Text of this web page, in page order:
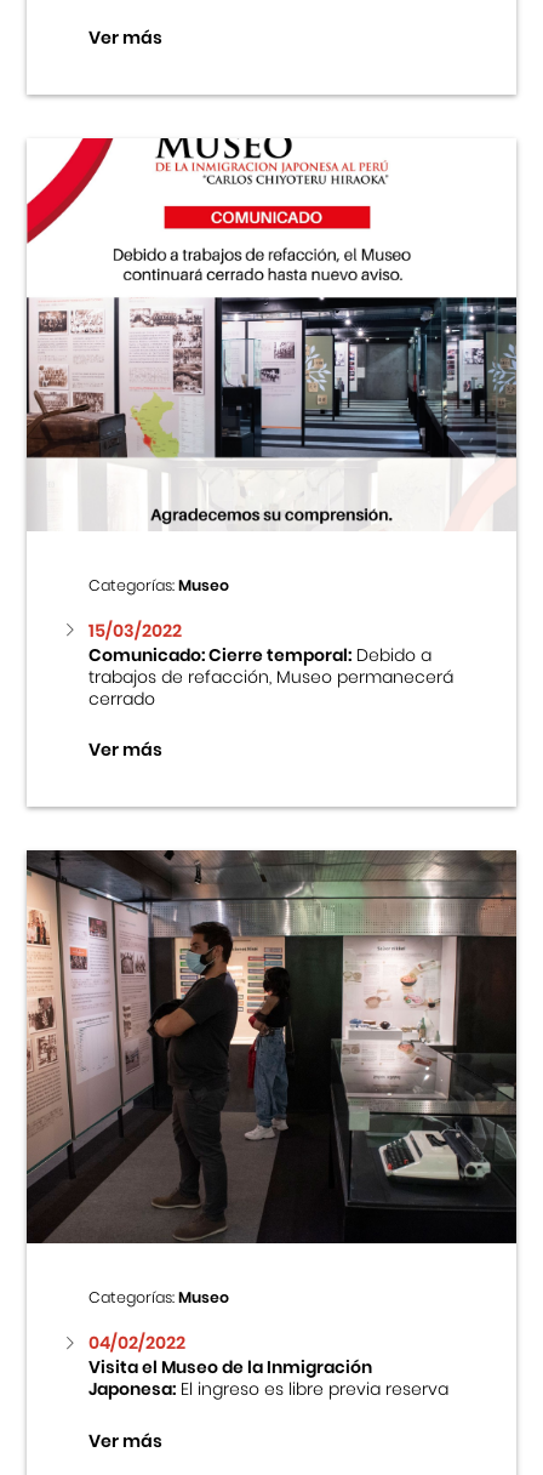
Ver más
Categorías:Museo
15/03/2022
Comunicado: Cierre temporal:Debido a
trabajos de refacción, Museo permanecerá
cerrado
Ver más
Categorías:Museo
04/02/2022
Visita el Museo de la Inmigración
Japonesa:El ingreso es libre previa reserva
Ver más